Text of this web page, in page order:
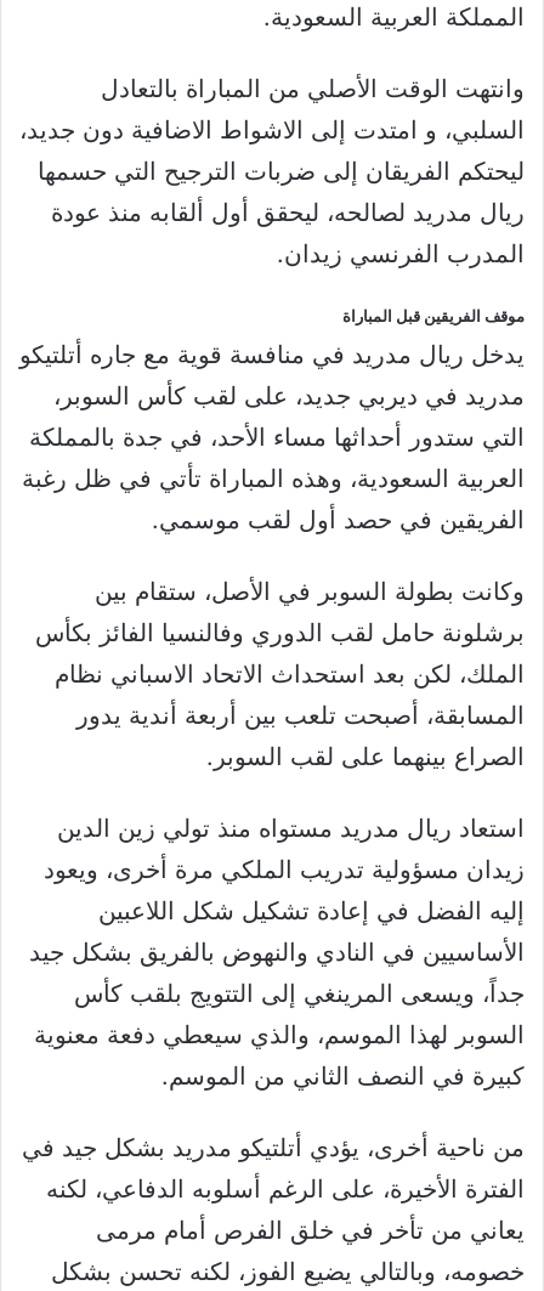
المملكة العربية السعودية.
وانتهت الوقت الأصلي من المباراة بالتعادل
السلبي، و امتدت إلى الاشواط الاضافية دون جديد،
ليحتكم الفريقان إلى ضربات الترجيح التي حسمها
ريال مدريد لصالحه، ليحقق أول ألقابه منذ عودة
المدرب الفرنسي زيدان.
موقف الفريقين قبل المباراة
يدخل ريال مدريد في منافسة قوية مع جاره أتلتيكو
مدريد في ديربي جديد، على لقب كأس السوبر،
التي ستدور أحداثها مساء الأحد، في جدة بالمملكة
العربية السعودية، وهذه المباراة تأتي في ظل رغبة
الفريقين في حصد أول لقب موسمي.
وكانت بطولة السوبر في الأصل، ستقام بين
برشلونة حامل لقب الدوري وفالنسيا الفائز بكأس
الملك، لكن بعد استحداث الاتحاد الاسباني نظام
المسابقة، أصبحت تلعب بين أربعة أندية يدور
الصراع بينهما على لقب السوبر.
استعاد ريال مدريد مستواه منذ تولي زين الدين
زيدان مسؤولية تدريب الملكي مرة أخرى، ويعود
إليه الفضل في إعادة تشكيل شكل اللاعبين
الأساسيين في النادي والنهوض بالفريق بشكل جيد
جداً، ويسعى المرينغي إلى التتويج بلقب كأس
السوبر لهذا الموسم، والذي سيعطي دفعة معنوية
كبيرة في النصف الثاني من الموسم.
من ناحية أخرى، يؤدي أتلتيكو مدريد بشكل جيد في
الفترة الأخيرة، على الرغم أسلوبه الدفاعي، لكنه
يعاني من تأخر في خلق الفرص أمام مرمى
خصومه، وبالتالي يضيع الفوز، لكنه تحسن بشكل